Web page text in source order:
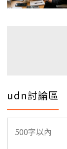
udn討論區